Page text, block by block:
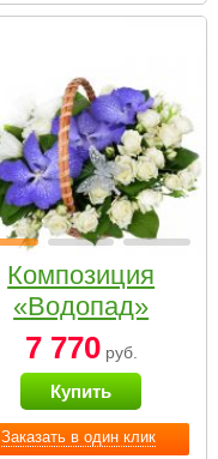
Заказать в один клик
Композиция
«Водопад»
7 770руб.
Купить